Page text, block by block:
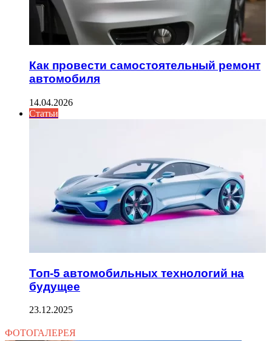
Как провести самостоятельный ремонт
автомобиля
14.04.2026
Статьи
Топ-5 автомобильных технологий на
будущее
23.12.2025
ФОТОГАЛЕРЕЯ